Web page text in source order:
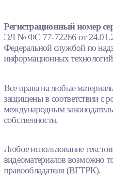
Регистрационный номер
ЭЛ № ФС 77-72266 от
Федеральной службой по
информационных
Все права на любые
защищены в соответствии с
международным
собственности.
Любое использование
видеоматериалов возможно
правообладателя (ВГТРК).